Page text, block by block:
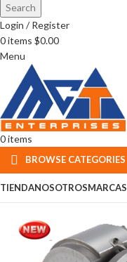
Search
Login / Register
0items $0.00
Menu
0items
BROWSE CATEGORIES
TIENDANOSOTROSMARCAS